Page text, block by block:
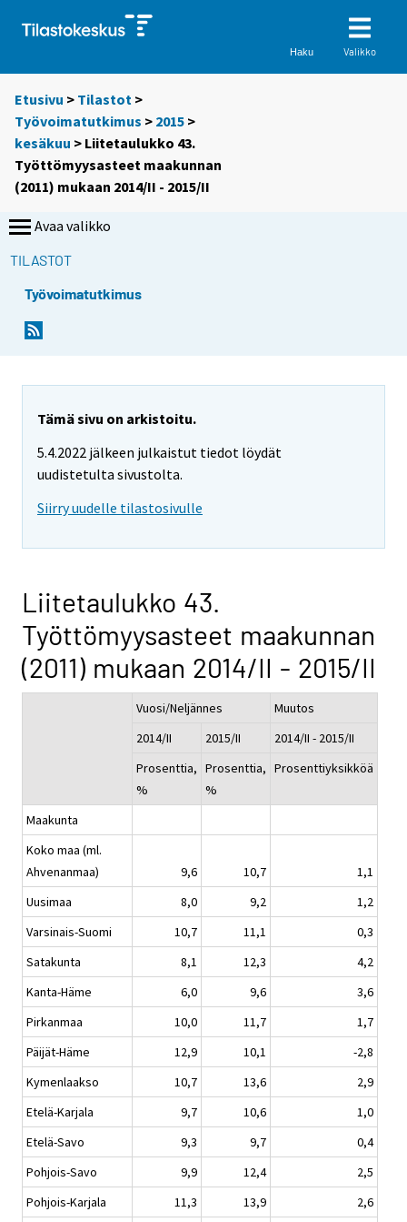
Haku Valikko
Etusivu > Tilastot >
Työvoimatutkimus > 2015 >
kesäkuu > Liitetaulukko 43.
Työttömyysasteet maakunnan
(2011) mukaan 2014/II - 2015/II
Avaa valikko
TILASTOT
Työvoimatutkimus
Tämä sivu on arkistoitu.
5.4.2022 jälkeen julkaistut tiedot löydät
uudistetulta sivustolta.
Siirry uudelle tilastosivulle
Liitetaulukko 43.
Työttömyysasteet maakunnan
(2011) mukaan 2014/II - 2015/II
Vuosi/Neljännes
Muutos
2014/II
2015/II
2014/II - 2015/II
Prosenttia,
%
Prosenttia,
%
Prosenttiyksikköä
Maakunta
Koko maa (ml.
Ahvenanmaa)
9,6 10,7
1,1
Uusimaa
8,0 9,2
1,2
Varsinais-Suomi
10,7 11,1
0,3
Satakunta
8,1 12,3
4,2
Kanta-Häme
6,0 9,6
3,6
Pirkanmaa
10,0 11,7
1,7
Päijät-Häme
12,9 10,1
-2,8
Kymenlaakso
10,7 13,6
2,9
Etelä-Karjala
9,7 10,6
1,0
Etelä-Savo
9,3 9,7
0,4
Pohjois-Savo
9,9 12,4
2,5
Pohjois-Karjala
11,3 13,9
2,6